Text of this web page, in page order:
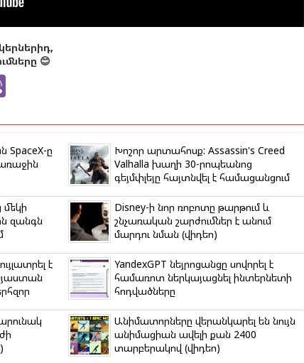
😊
r
SpaceX-ը
Խոշոր արտահոսք: Assassin's Creed
Valhalla խաղի 30-րոպեանոց
գեյմփլեյը հայտնվել է համացանցում
զանգն
Disney-ի նոր ռոբոտը թարթում և
շնչառական շարժումներ է անում
մարդու նման (վիդեո)
է
YandexGPT նեյրոցանցը սովորել է
համառոտ ներկայացնել ինտերնետի
հոդվածները
Անիմատորները վերանկարել են նույն
անիմացիան ավելի քան 2400
տարբերակով (վիդեո)